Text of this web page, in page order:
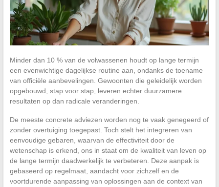
Minder dan 10 % van de volwassenen houdt op lange termijn
een evenwichtige dagelijkse routine aan, ondanks de toename
van officiële aanbevelingen. Gewoonten die geleidelijk worden
opgebouwd, stap voor stap, leveren echter duurzamere
resultaten op dan radicale veranderingen.
De meeste concrete adviezen worden nog te vaak genegeerd of
zonder overtuiging toegepast. Toch stelt het integreren van
eenvoudige gebaren, waarvan de effectiviteit door de
wetenschap is erkend, ons in staat om de kwaliteit van leven op
de lange termijn daadwerkelijk te verbeteren. Deze aanpak is
gebaseerd op regelmaat, aandacht voor zichzelf en de
voortdurende aanpassing van oplossingen aan de context van